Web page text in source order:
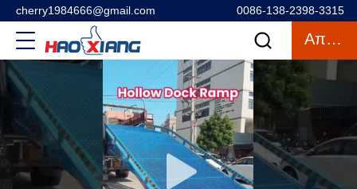
cherry1984666@gmail.com 0086-138-2398-3315
Απόσπασμα